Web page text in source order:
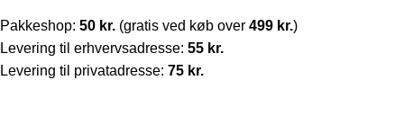
Pakkeshop: 50 kr. (gratis ved køb over 499 kr.)
Levering til erhvervsadresse: 55 kr.
Levering til privatadresse: 75 kr.